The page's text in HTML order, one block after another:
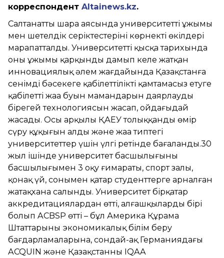
корреспондент Altainews.kz.
Салтанатты шара аясында университеттің ұжымы
мен шетелдік серіктестерінің көрнекті өкілдері
марапатталды. Университеттің қысқа тарихында
оның ұжымы қарқынды дамып келе жатқан
инновациялық әлем жағдайында Қазақстанға
сенімді бәсекеге қабілеттілікті қамтамасыз етуге
қабілетті жаңа буын мамандарын даярлаудың
бірегей технологиясын жасап, ойдағыдай
жасады. Осы арқылы ҚАЕУ толыққанды өмір
сүру құқығын алды және жаңа типтегі
университеттер үшін үлгі ретінде бағаланды.30
жыл ішінде университет басшылығының
басшылығымен 3 оқу ғимараты, спорт залы,
қонақ үй, сонымен қатар студенттерге арналған
жатақхана салынды. Университет бірқатар
аккредитациялардан өтті, алғашқылардың бірі
болып ACBSP өтті – бұл Америка Құрама
Штаттарының экономикалық білім беру
бағдарламаларына, сондай-ақ Германиядағы
ACQUIN және Қазақстанның IQAA